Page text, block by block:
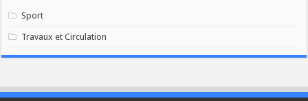
Sport
Travaux et Circulation